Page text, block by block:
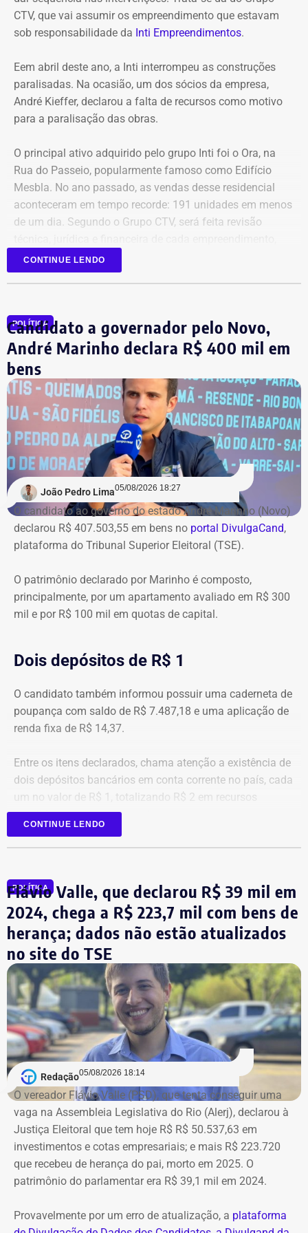
COM INFORMAÇÕES DO RJ2/TV GLOBO
CTV, que vai assumir os empreendimento que estavam
sob responsabilidade da Inti Empreendimentos.
Eem abril deste ano, a Inti interrompeu as construções
paralisadas. Na ocasião, um dos sócios da empresa,
André Kieffer, declarou a falta de recursos como motivo
para a paralisação das obras.
O principal ativo adquirido pelo grupo Inti foi o Ora, na
Rua do Passeio, popularmente famoso como Edifício
Mesbla. No ano passado, as vendas desse residencial
aconteceram em tempo recorde: 191 unidades em menos
de um dia. Segundo o Grupo CTV, será feita revisão
antes da retomada dos canteiros. Cronogramas de
entrega terão novas datas. Também haverá a definição
a Artesanal investimentos.
CONTINUE LENDO
POLÍTICA
Candidato a governador pelo Novo,
André Marinho declara R$ 400 mil em
bens
João Pedro Lima05/08/2026 18:27
O candidato ao governo do estado André Marinho (Novo)
declarou R$ 407.503,55 em bens no portal DivulgaCand,
plataforma do Tribunal Superior Eleitoral (TSE).
O patrimônio declarado por Marinho é composto,
principalmente, por um apartamento avaliado em R$ 300
mil e por R$ 100 mil em quotas de capital.
Dois depósitos de R$ 1
O candidato também informou possuir uma caderneta de
poupança com saldo de R$ 7.487,18 e uma aplicação de
renda fixa de R$ 14,37.
Entre os itens declarados, chama atenção a existência de
dois depósitos bancários em conta corrente no país, cada
um no valor de R$ 1, totalizando R$ 2 em recursos
mantidos em contas correntes.
A tenente-coronel da Polícia Militar Erigreyce Monteiro
em bens, relativos a um apartamento.
Bens declarados por André Marinho (Novo) à Justiça Eleitoral — Foto:
Reprodução/Divulgacand
CONTINUE LENDO
POLÍTICA
Flávio Valle, que declarou R$ 39 mil em
2024, chega a R$ 223,7 mil com bens de
herança; dados não estão atualizados
no site do TSE
Redação05/08/2026 18:14
O vereador Flávio Valle (PSD), que tenta conseguir uma
vaga na Assembleia Legislativa do Rio (Alerj), declarou à
Justiça Eleitoral que tem hoje R$ R$ 50.537,63 em
investimentos e cotas empresariais; e mais R$ 223.720
que recebeu de herança do pai, morto em 2025. O
patrimônio do parlamentar era R$ 39,1 mil em 2024.
Provavelmente por um erro de atualização, a plataforma